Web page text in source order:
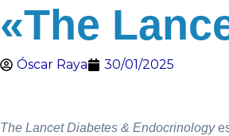
«The
Óscar Raya 30/01/2025
The Lancet Diabetes & Endocrinology